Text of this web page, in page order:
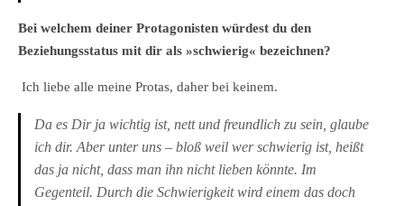
Bei welchem deiner Protagonisten würdest du den
Beziehungsstatus mit dir als »schwierig« bezeichnen?
Ich liebe alle meine Protas, daher bei keinem.
Da es Dir ja wichtig ist, nett und freundlich zu sein, glaube
ich dir. Aber unter uns – bloß weil wer schwierig ist, heißt
das ja nicht, dass man ihn nicht lieben könnte. Im
Gegenteil. Durch die Schwierigkeit wird einem das doch